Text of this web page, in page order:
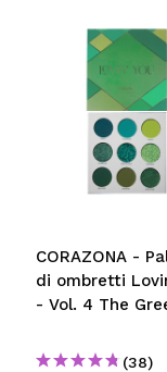
Il tuo video
CORAZONA -
di ombretti
- Vol. 4 The
(38)